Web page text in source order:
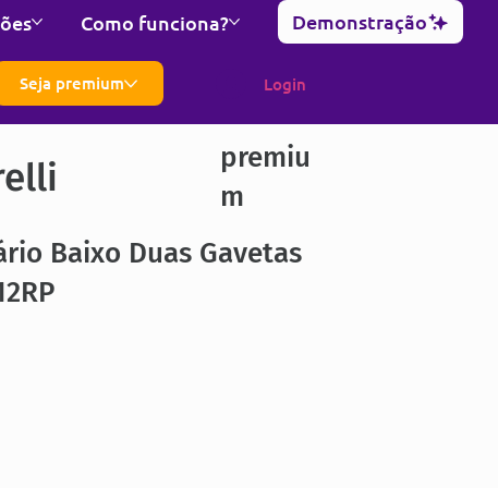
Como funciona? Demonstração
Seja premium Login
premiu
m
Baixo Duas Gavetas